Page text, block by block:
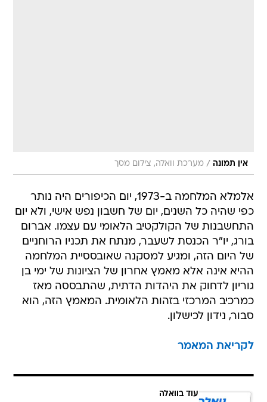
אין תמונה / מערכת וואלה, צילום מסך
אלמלא המלחמה ב-1973, יום הכיפורים היה נותר
כפי שהיה כל השנים, יום של חשבון נפש אישי, ולא יום
התחשבנות של הקולקטיב הלאומי עם עצמו. אברום
בורג, יו"ר הכנסת לשעבר, מנתח את תכניו הרוחניים
של היום הזה, ומגיע למסקנה שאובססיית המלחמה
ההיא אינה אלא מאמץ אחרון של הציונות של ימי בן
גוריון לדחוק את היהדות הדתית, שהתבססה מאז
כמרכיב המרכזי בזהות הלאומית. המאמץ הזה, הוא
סבור, נידון לכישלון.
לקריאת המאמר
עוד בוואלה